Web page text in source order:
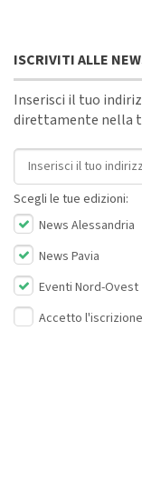
ISCRIVITI ALLE
Inserisci il tuo
direttamente nella
Indirizzo email
Scegli le tue edizioni:
News Alessandria
News Pavia
Eventi Nord-Ovest
Accetto